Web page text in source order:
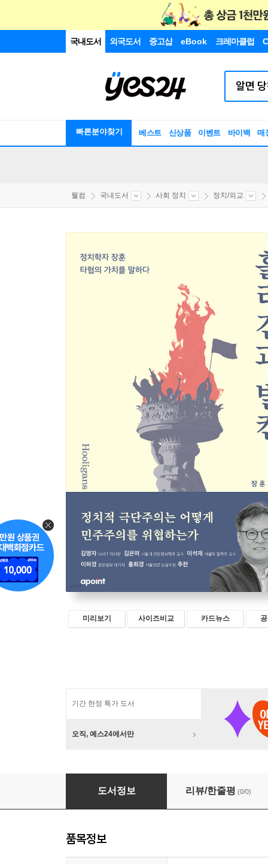
국내도서 외국도서 중고샵 eBook 크레마클럽
빠른분야찾기 베스트 신상품 이벤트 바이백 매
웰컴 국내도서 사회 정치 정치/외교
미리보기 사이즈비교 카드뉴스
기간 한정 특가 도서
오직, 예스24에서만
훌리건과 벌컨
도서정보 리뷰/한줄평 (0/0)
품목정보